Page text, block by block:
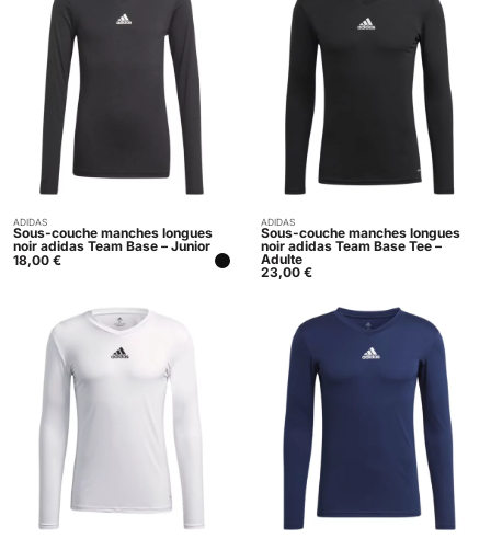
Acheter
ADIDAS
Sous-couche manches longues
noir adidas Team Base – Junior
18,00 €
Acheter
ADIDAS
Sous-couche manches longues
noir adidas Team Base Tee –
Adulte
23,00 €